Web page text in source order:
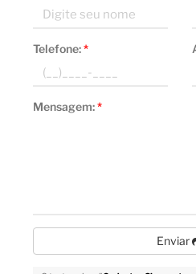
Telefone:*
Mensagem:*
Enviar